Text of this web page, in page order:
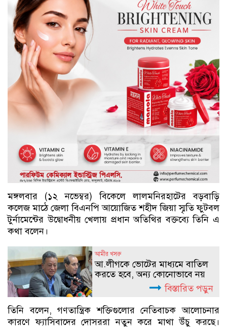
মঙ্গলবার (১২ নভেম্বর) বিকেলে লালমনিরহাটের বড়বাড়ি
কলেজ মাঠে জেলা বিএনপি আয়োজিত শহীদ জিয়া স্মৃতি ফুটবল
টুর্নামেন্টের উদ্বোধনীয় খেলায় প্রধান অতিথির বক্তব্যে তিনি এ
কথা বলেন।
আমীর খসরু
আ.লীগকে ভোটের মাধ্যমে বাতিল
করতে হবে, অন্য কোনোভাবে নয়
বিস্তারিত পড়ুন
তিনি বলেন, গণতান্ত্রিক শক্তিগুলোর নেতিবাচক আলোচনার
কারণে ফ্যাসিবাদের দোসররা নতুন করে মাথা উঁচু করছে।